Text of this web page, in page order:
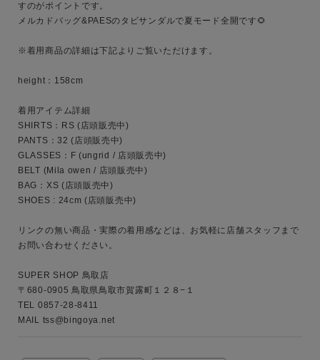
性別
サイズ
ブランド
すのがポイントです。
メルカドバッグ&PAESのタビサンダルで夏モード全開です🌻
※着用商品の詳細は下記よりご覧いただけます。
height：158cm
着用アイテム詳細
SHIRTS：RS (店頭販売中)
PANTS：32 (店頭販売中)
GLASSES：F (ungrid / 店頭販売中)
BELT (Mila owen / 店頭販売中)
BAG：XS (店頭販売中)
SHOES : 24cm (店頭販売中)
リンクの無い商品・実際の着用感などは、お気軽に店舗スタッフまで
お問い合わせください。
SUPER SHOP 鳥取店
〒680-0905 鳥取県鳥取市賀露町１２８−１
TEL 0857-28-8411
MAIL tss@bingoya.net